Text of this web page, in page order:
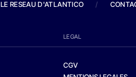
LE RESEAU D'ATLANTICO /
LEGAL
CGV